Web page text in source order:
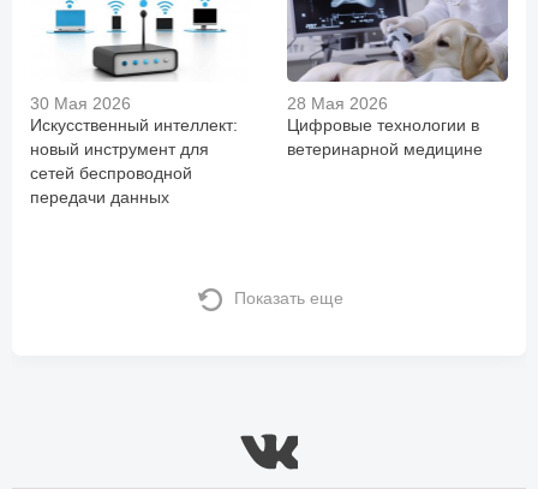
30 Мая 2026
Искусственный интеллект:
новый инструмент для
сетей беспроводной
передачи данных
28 Мая 2026
Цифровые технологии в
ветеринарной медицине
Показать еще